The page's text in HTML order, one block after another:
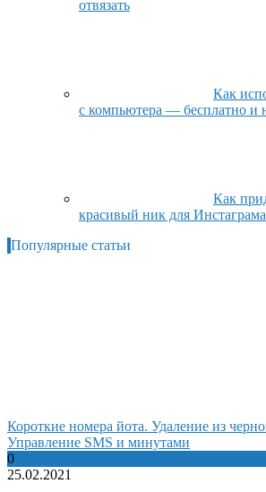
отвязать
Как
с компьютера — бесплатно и
Как
красивый ник для Инстаграма
Популярные статьи
Короткие номера йота. Удаление из
Управление SMS и минутами
0
25.02.2021